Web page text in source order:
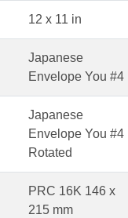
12 x 11 in
Japanese
Envelope You #4
Japanese
Envelope You #4
Rotated
PRC 16K 146 x
215 mm